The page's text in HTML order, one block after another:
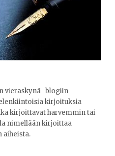
vieraskynä -blogiin
kirjoituksia
kirjoittavat harvemmin tai
nimellään kirjoittaa
aiheista.